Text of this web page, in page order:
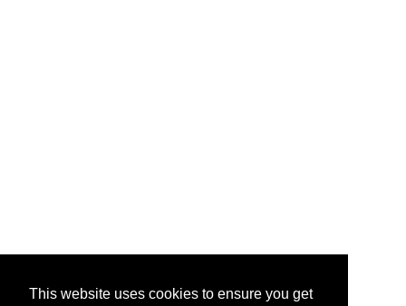
This website uses cookies to ensure you get